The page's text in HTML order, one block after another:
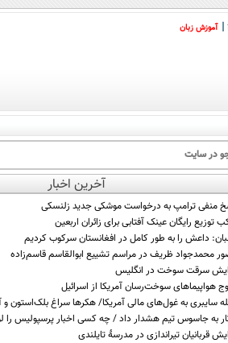
آموزش زبان
آخرین اخبار
منفی ترامپ به درخواست موشکی جدید زلنسکی
توزیع رایگان عینک آفتابی برای زائران اربعین
داعش را به طور کامل در افغانستان سرکوب کردیم
محمدجواد ظریف در مراسم تشییع ابوالقاسم قاسم‌زاده
سرقت سوخت در انگلیس
هواپیماهای سوخت‌رسان آمریکا از اسرائیل
سایبری به غول‌های مالی آمریکا/ هکرها سراغ بلک‌استون و
به جاسوس تیم هشدار داد / چه کسی اخبار پرسپولیس را
قربانیان تیراندازی در مدرسۀ تایلندی